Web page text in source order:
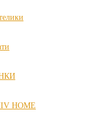
HOME